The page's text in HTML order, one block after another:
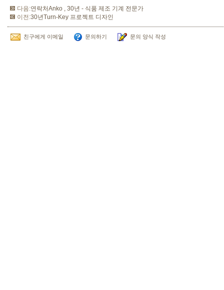
다음:연락처Anko , 30년 - 식품 제조 기계 전문가
이전:30년Turn-Key 프로젝트 디자인
친구에게 이메일 문의하기 문의 양식 작성